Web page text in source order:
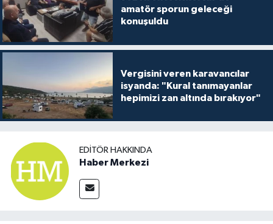
amatör sporun geleceği
konuşuldu
Vergisini veren karavancılar
isyanda: "Kural tanımayanlar
hepimizi zan altında bırakıyor"
EDITÖR HAKKINDA
Haber Merkezi